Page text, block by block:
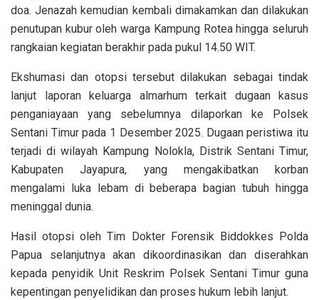
doa. Jenazah kemudian kembali dimakamkan dan dilakukan
penutupan kubur oleh warga Kampung Rotea hingga seluruh
rangkaian kegiatan berakhir pada pukul 14.50 WIT.
Ekshumasi dan otopsi tersebut dilakukan sebagai tindak
lanjut laporan keluarga almarhum terkait dugaan kasus
penganiayaan yang sebelumnya dilaporkan ke Polsek
Sentani Timur pada 1 Desember 2025. Dugaan peristiwa itu
terjadi di wilayah Kampung Nolokla, Distrik Sentani Timur,
Kabupaten Jayapura, yang mengakibatkan korban
mengalami luka lebam di beberapa bagian tubuh hingga
meninggal dunia.
Hasil otopsi oleh Tim Dokter Forensik Biddokkes Polda
Papua selanjutnya akan dikoordinasikan dan diserahkan
kepada penyidik Unit Reskrim Polsek Sentani Timur guna
kepentingan penyelidikan dan proses hukum lebih lanjut.